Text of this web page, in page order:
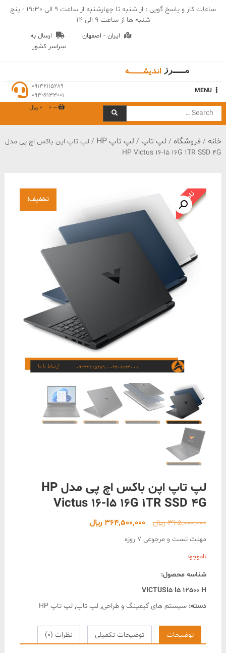
ساعات کار و پاسخ گویی : از شنبه تا چهارشنبه از ساعت 9 الی 19:30 - پنج
شنبه ها از ساعت 9 الی 14
ایران - اصفهان
ارسال به
سراسر کشور
MENU
09132115289
09306133001
Search
for:
0 0 ﷼
خانه / فروشگاه / لپ تاپ / لپ تاپ HP
/ لپ تاپ اپن باکس اچ پی مدل
HP Victus 16-I5 16G 1TR SSD 4G
تخفیف! ناموجود
لپ تاپ اپن باکس اچ پی مدل HP
Victus 16-I5 16G 1TR SSD 4G
365,000,000﷼
قیمت
اصلی
364,500,000 ﷼قیمت
مهلت تست و مرجوعی 7 روزه
ناموجود
شناسه محصول:
VICTUSI5 I5 12500 H
دسته: سیستم های گیمینگ و طراحی, لپ تاپ, لپ تاپ HP
توضیحات توضیحات تکمیلی نظرات (0)